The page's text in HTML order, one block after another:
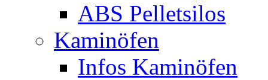
ABS Pelletsilos
Kaminöfen
Infos Kaminöfen